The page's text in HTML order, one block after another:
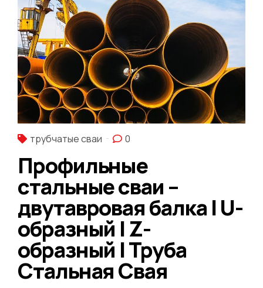
трубчатые сваи 0
Профильные
стальные сваи –
двутавровая балка | U-
образный | Z-
образный | Труба
Стальная Свая